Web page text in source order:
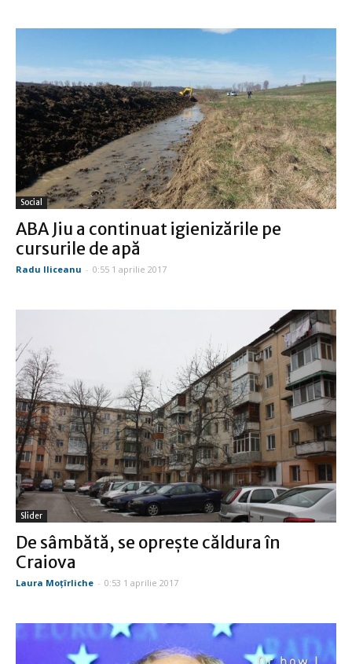
Social
ABA Jiu a continuat igienizările pe
cursurile de apă
Radu Iliceanu - 0:55 1 aprilie 2017
Slider
De sâmbătă, se opreşte căldura în
Craiova
Laura Moţîrliche - 0:53 1 aprilie 2017